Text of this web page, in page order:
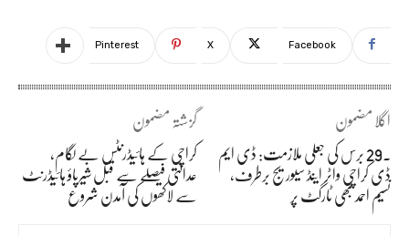
Facebook
X
Pinterest
گزشتہ مضمون
کراچی کے ہائیڈرنٹس بے لگام،
عدالتی فیصلے سے قبل شیرپاؤ ہائیڈرنٹ
سے لاکھوں کی آمدن شروع
اگلا مضمون
۔29 برس کی جعلی ملازمت: ڈی ایم
ڈی کراچی واٹر اینڈ سیوریج برطرف،
نسیم احمد بھی ٹارگٹ پر